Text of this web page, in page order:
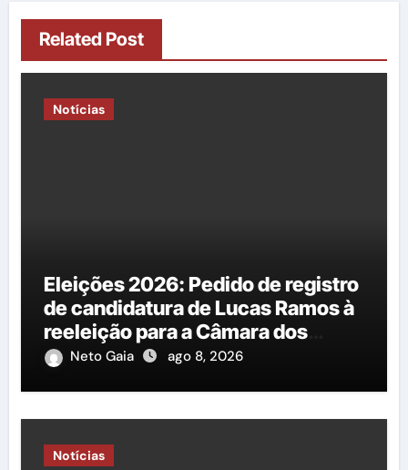
Related Post
Notícias
Eleições 2026: Pedido de registro
de candidatura de Lucas Ramos à
reeleição para a Câmara dos
Deputados é protocolado na
Neto Gaia ago 8, 2026
Notícias